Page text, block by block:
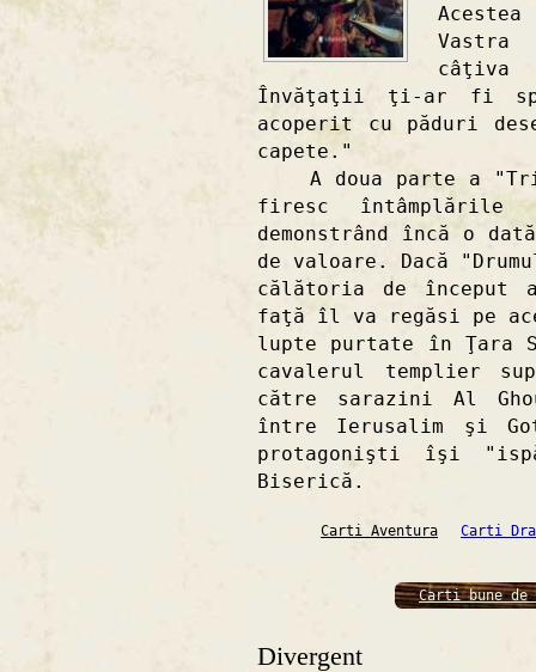
Vastra
câţiva
Învăţaţii ţi-ar fi
acoperit cu păduri
capete."
A doua parte a
firesc întâmplările
demonstrând încă o
de valoare. Dacă
călătoria de început
faţă îl va regăsi pe
lupte purtate în Ţara
cavalerul templier
către sarazini Al
între Ierusalim şi
protagonişti îşi
Biserică.
Carti Aventura Carti
Carti bune
Divergent